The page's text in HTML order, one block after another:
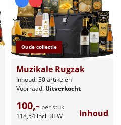
Oude collectie
Muzikale Rugzak
Inhoud: 30 artikelen
Voorraad: Uitverkocht
100,- per stuk
118,54 incl. BTW Inhoud